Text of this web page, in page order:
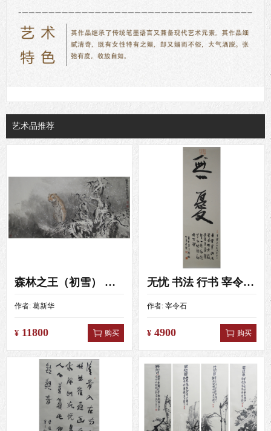
艺术品推荐
森林之王（初雪） 葛新华 （138x69）
作者: 葛新华
¥ 11800 购买
无忧 书法 行书 宰令石 （108X35）
作者: 宰令石
¥ 4900 购买